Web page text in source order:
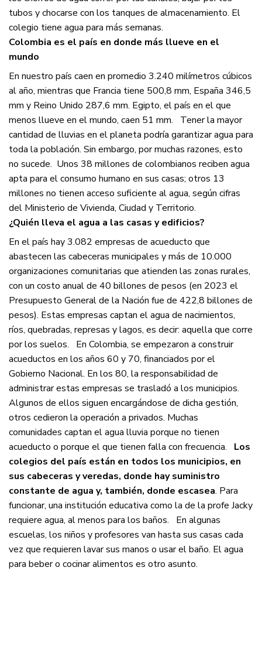
tubos y chocarse con los tanques de almacenamiento. El
colegio tiene agua para más semanas.
Colombia es el país en donde más llueve en el
mundo
En nuestro país caen en promedio 3.240 milímetros cúbicos
al año, mientras que Francia tiene 500,8 mm, España 346,5
mm y Reino Unido 287,6 mm. Egipto, el país en el que
menos llueve en el mundo, caen 51 mm.
Tener la mayor
cantidad de lluvias en el planeta podría garantizar agua para
toda la población. Sin embargo, por muchas razones, esto
no sucede. Unos 38 millones de colombianos reciben agua
apta para el consumo humano en sus casas; otros 13
millones no tienen acceso suficiente al agua, según cifras
del Ministerio de Vivienda, Ciudad y Territorio.
¿Quién lleva el agua a las casas y edificios?
En el país hay 3.082 empresas de acueducto que
abastecen las cabeceras municipales y más de 10.000
organizaciones comunitarias que atienden las zonas rurales,
con un costo anual de 40 billones de pesos (en 2023 el
Presupuesto General de la Nación fue de 422,8 billones de
pesos). Estas empresas captan el agua de nacimientos,
ríos, quebradas, represas y lagos, es decir: aquella que corre
por los suelos.
En Colombia, se empezaron a construir
acueductos en los años 60 y 70, financiados por el
Gobierno Nacional. En los 80, la responsabilidad de
administrar estas empresas se trasladó a los municipios.
Algunos de ellos siguen encargándose de dicha gestión,
otros cedieron la operación a privados. Muchas
comunidades captan el agua lluvia porque no tienen
acueducto o porque el que tienen falla con frecuencia.
Los
colegios del país están en todos los municipios, en
sus cabeceras y veredas, donde hay suministro
constante de agua y, también, donde escasea. Para
funcionar, una institución educativa como la de la profe Jacky
requiere agua, al menos para los baños.
En algunas
escuelas, los niños y profesores van hasta sus casas cada
vez que requieren lavar sus manos o usar el baño. El agua
para beber o cocinar alimentos es otro asunto.